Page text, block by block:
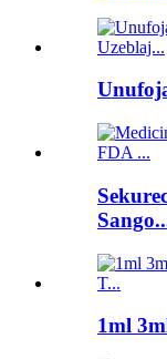
1ml